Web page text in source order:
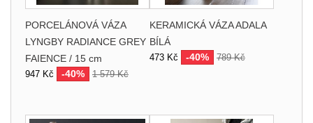
PORCELÁNOVÁ VÁZA
LYNGBY RADIANCE GREY
FAIENCE / 15 cm
947 Kč -40% 1 579 Kč
KERAMICKÁ VÁZA ADALA
BÍLÁ
473 Kč -40% 789 Kč